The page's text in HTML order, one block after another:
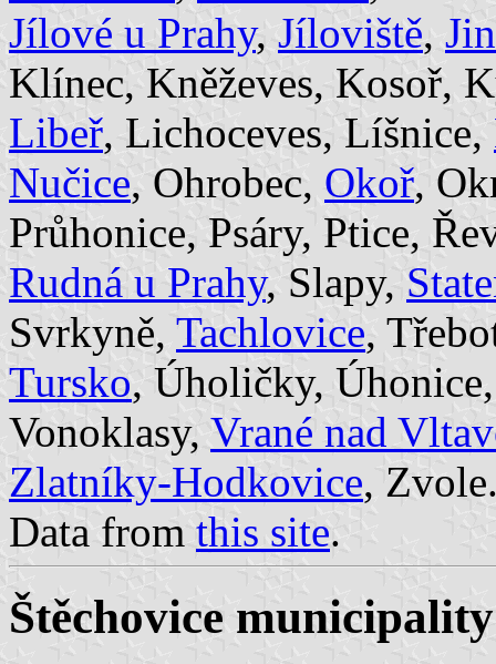
Jílové u Prahy, Jíloviště,
Klínec, Kněževes, Kosoř,
Libeř, Lichoceves, Líšnice,
Nučice, Ohrobec, Okoř,
Průhonice, Psáry, Ptice,
Rudná u Prahy, Slapy,
Svrkyně, Tachlovice,
Tursko, Úholičky,
Vonoklasy, Vrané nad
Zlatníky-Hodkovice,
Data from this site.
Štěchovice